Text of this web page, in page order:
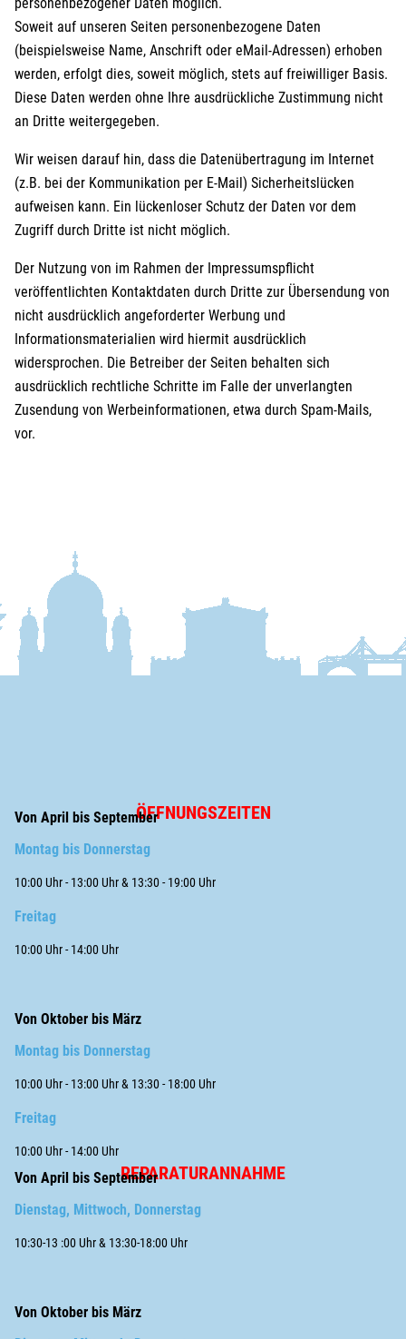
Soweit auf unseren Seiten personenbezogene Daten
(beispielsweise Name, Anschrift oder eMail-Adressen) erhoben
werden, erfolgt dies, soweit möglich, stets auf freiwilliger Basis.
Diese Daten werden ohne Ihre ausdrückliche Zustimmung nicht
an Dritte weitergegeben.
Wir weisen darauf hin, dass die Datenübertragung im Internet
(z.B. bei der Kommunikation per E-Mail) Sicherheitslücken
aufweisen kann. Ein lückenloser Schutz der Daten vor dem
Zugriff durch Dritte ist nicht möglich.
Der Nutzung von im Rahmen der Impressumspflicht
veröffentlichten Kontaktdaten durch Dritte zur Übersendung von
nicht ausdrücklich angeforderter Werbung und
Informationsmaterialien wird hiermit ausdrücklich
widersprochen. Die Betreiber der Seiten behalten sich
ausdrücklich rechtliche Schritte im Falle der unverlangten
Zusendung von Werbeinformationen, etwa durch Spam-Mails,
vor.
ÖFFNUNGSZEITEN
Von April bis September
Montag bis Donnerstag
10:00 Uhr - 13:00 Uhr & 13:30 - 19:00 Uhr
Freitag
10:00 Uhr - 14:00 Uhr
Von Oktober bis März
Montag bis Donnerstag
10:00 Uhr - 13:00 Uhr & 13:30 - 18:00 Uhr
Freitag
10:00 Uhr - 14:00 Uhr
REPARATURANNAHME
Von April bis September
Dienstag, Mittwoch, Donnerstag
10:30-13 :00 Uhr & 13:30-18:00 Uhr
Von Oktober bis März